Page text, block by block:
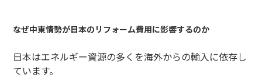
なぜ中東情勢が日本のリフォーム費用に影響するのか
日本はエネルギー資源の多くを海外からの輸入に依存し
ています。